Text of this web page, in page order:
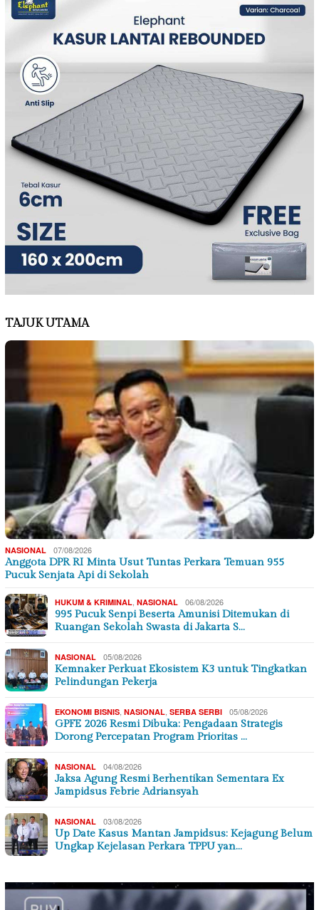
TAJUK UTAMA
NASIONAL 07/08/2026
Anggota DPR RI Minta Usut Tuntas Perkara Temuan 955
Pucuk Senjata Api di Sekolah
HUKUM & KRIMINAL, NASIONAL 06/08/2026
995 Pucuk Senpi Beserta Amunisi Ditemukan di
Ruangan Sekolah Swasta di Jakarta S…
NASIONAL 05/08/2026
Kemnaker Perkuat Ekosistem K3 untuk Tingkatkan
Pelindungan Pekerja
EKONOMI BISNIS, NASIONAL, SERBA SERBI 05/08/2026
GPFE 2026 Resmi Dibuka: Pengadaan Strategis
Dorong Percepatan Program Prioritas …
NASIONAL 04/08/2026
Jaksa Agung Resmi Berhentikan Sementara Ex
Jampidsus Febrie Adriansyah
NASIONAL 03/08/2026
Up Date Kasus Mantan Jampidsus: Kejagung Belum
Ungkap Kejelasan Perkara TPPU yan…